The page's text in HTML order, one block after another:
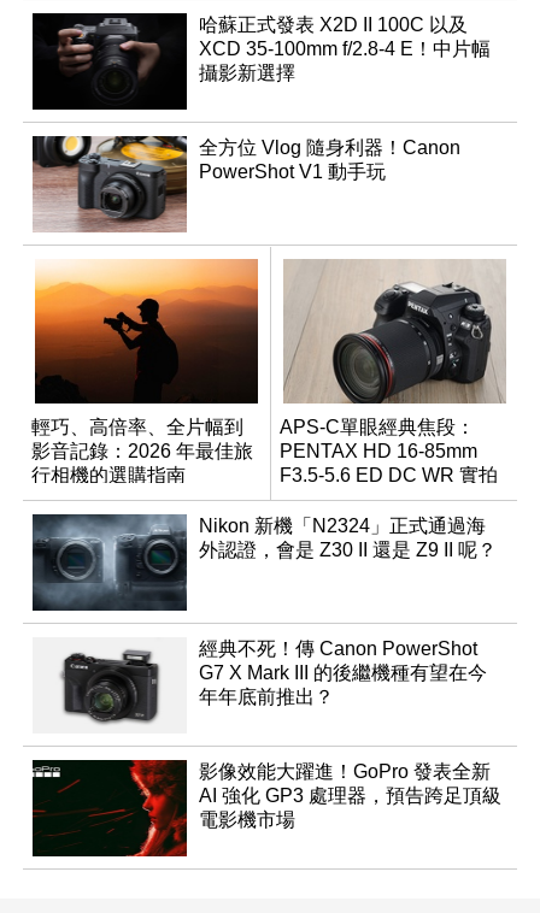
哈蘇正式發表 X2D II 100C 以及
XCD 35-100mm f/2.8-4 E！中片幅
攝影新選擇
全方位 Vlog 隨身利器！Canon
PowerShot V1 動手玩
輕巧、高倍率、全片幅到
影音記錄：2026 年最佳旅
行相機的選購指南
APS-C單眼經典焦段：
PENTAX HD 16-85mm
F3.5-5.6 ED DC WR 實拍
體驗
Nikon 新機「N2324」正式通過海
外認證，會是 Z30 II 還是 Z9 II 呢？
經典不死！傳 Canon PowerShot
G7 X Mark III 的後繼機種有望在今
年年底前推出？
影像效能大躍進！GoPro 發表全新
AI 強化 GP3 處理器，預告跨足頂級
電影機市場